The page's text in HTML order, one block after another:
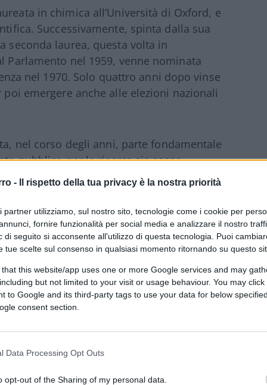
- Il rispetto della tua privacy è la nostra priorità
partner utilizziamo, sul nostro sito, tecnologie come i cookie per
fornire funzionalità per social media e analizzare il nostro
di seguito si acconsente all'utilizzo di questa tecnologia. Puoi
tue scelte sul consenso in qualsiasi momento ritornando su questo
that this website/app uses one or more Google services and may
but not limited to your visit or usage behaviour. You may
to Google and its third-party tags to use your data for below
consent section.
Data Processing Opt Outs
opt-out of the Sharing of my personal data.
in chimica all’Università di Oxford, e
Successivamente, spinta dalla sua
seconda laurea, questa volta in
Parlamento nel 1959, venne nominata
nel 1970. Solo quattro anni dopo vinse
emergere anche alle elezioni nazionali
nel corso degli anni, parte fondamentale
pubblico per la ricerca sia sceso
è emerso da una trilogia di discorsi
riscaldamento globale. La Thatcher fu
del pubblico verso i pericoli del
discorsi sui pericoli del riscaldamento
la più prestigiosa associazione scientifica
ed infine, alle Nazioni Unite.
l’assemblea dell’8 novembre del 1989, il
convenzionali pericoli politici a cui aveva